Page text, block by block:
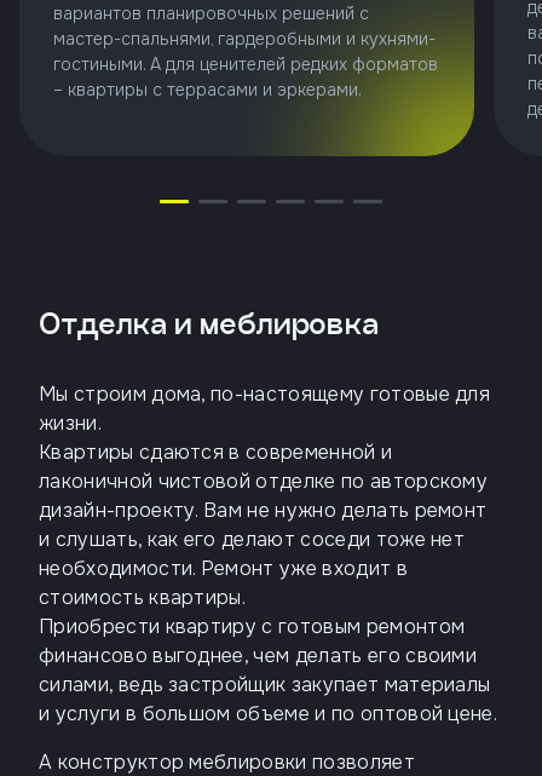
вариантов планировочных решений с
мастер-спальнями, гардеробными и кухнями-
гостиными. А для ценителей редких форматов
– квартиры с террасами и эркерами.
Отделка и меблировка
Мы строим дома, по-настоящему готовые для
жизни.
Квартиры сдаются в современной и
лаконичной чистовой отделке по авторскому
дизайн-проекту. Вам не нужно делать ремонт
и слушать, как его делают соседи тоже нет
необходимости. Ремонт уже входит в
стоимость квартиры.
Приобрести квартиру с готовым ремонтом
финансово выгоднее, чем делать его своими
силами, ведь застройщик закупает материалы
и услуги в большом объеме и по оптовой цене.
А конструктор меблировки позволяет